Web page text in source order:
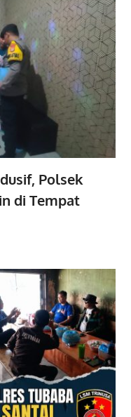
Polsek
di Tempat